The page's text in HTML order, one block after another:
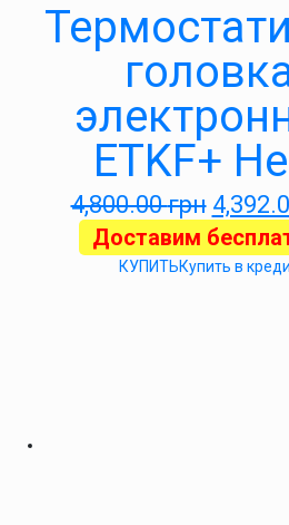
ETKF+
4,800.00грн
Доставим
КУПИТЬКупить в